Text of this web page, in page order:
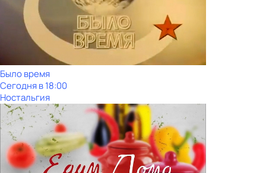
Было время
Сегодня в 18:00
Ностальгия